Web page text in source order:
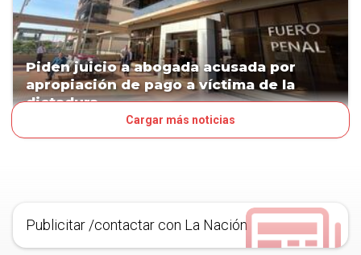
Piden juicio a abogada acusada por
apropiación de pago a víctima de la
dictadura
Cargar más noticias
Publicitar /contactar con La Nación